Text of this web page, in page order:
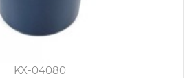
KX-04080